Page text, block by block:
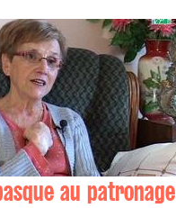
au patronage